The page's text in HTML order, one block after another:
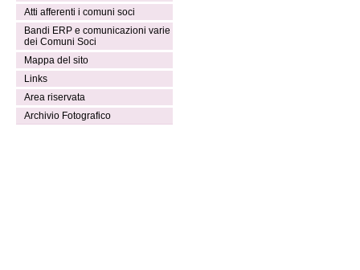
Atti afferenti i comuni soci
Bandi ERP e comunicazioni varie
dei Comuni Soci
Mappa del sito
Links
Area riservata
Archivio Fotografico